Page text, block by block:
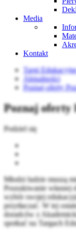
Media
Kontakt
Targi
Aktualności
Poznaj oferty
Poznaj oferty
Podziel się
Młodzi ludzie muszą
Poszukiwanie własnej
wybór swojej
przytłaczać. W tej
doradców z
spotkać na Targach